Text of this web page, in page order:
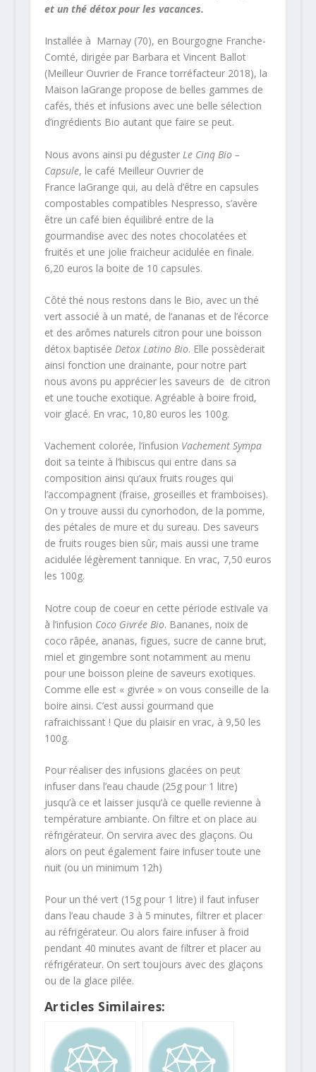
et un thé détox pour les vacances.
Installée à Marnay (70), en Bourgogne Franche-
Comté, dirigée par Barbara et Vincent Ballot
(Meilleur Ouvrier de France torréfacteur 2018), la
Maison laGrange propose de belles gammes de
cafés, thés et infusions avec une belle sélection
d’ingrédients Bio autant que faire se peut.
Nous avons ainsi pu déguster Le Cinq Bio –
Capsule, le café Meilleur Ouvrier de
France laGrange qui, au delà d’être en capsules
compostables compatibles Nespresso, s’avère
être un café bien équilibré entre de la
gourmandise avec des notes chocolatées et
fruités et une jolie fraicheur acidulée en finale.
6,20 euros la boite de 10 capsules.
Côté thé nous restons dans le Bio, avec un thé
vert associé à un maté, de l’ananas et de l’écorce
et des arômes naturels citron pour une boisson
détox baptisée Detox Latino Bio. Elle possèderait
ainsi fonction une drainante, pour notre part
nous avons pu apprécier les saveurs de de citron
et une touche exotique. Agréable à boire froid,
voir glacé. En vrac, 10,80 euros les 100g.
Vachement colorée, l’infusion Vachement Sympa
doit sa teinte à l’hibiscus qui entre dans sa
composition ainsi qu’aux fruits rouges qui
l’accompagnent (fraise, groseilles et framboises).
On y trouve aussi du cynorhodon, de la pomme,
des pétales de mure et du sureau. Des saveurs
de fruits rouges bien sûr, mais aussi une trame
acidulée légèrement tannique. En vrac, 7,50 euros
les 100g.
Notre coup de coeur en cette période estivale va
à l’infusion Coco Givrée Bio. Bananes, noix de
coco râpée, ananas, figues, sucre de canne brut,
miel et gingembre sont notamment au menu
pour une boisson pleine de saveurs exotiques.
Comme elle est « givrée » on vous conseille de la
boire ainsi. C’est aussi gourmand que
rafraichissant ! Que du plaisir en vrac, à 9,50 les
100g.
Pour réaliser des infusions glacées on peut
infuser dans l’eau chaude (25g pour 1 litre)
jusqu’à ce et laisser jusqu’à ce quelle revienne à
température ambiante. On filtre et on place au
réfrigérateur. On servira avec des glaçons. Ou
alors on peut également faire infuser toute une
nuit (ou un minimum 12h)
Pour un thé vert (15g pour 1 litre) il faut infuser
dans l’eau chaude 3 à 5 minutes, filtrer et placer
au réfrigérateur. Ou alors faire infuser à froid
pendant 40 minutes avant de filtrer et placer au
réfrigérateur. On sert toujours avec des glaçons
ou de la glace pilée.
Articles Similaires: